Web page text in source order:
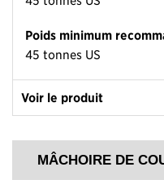
Poids minimum
45 tonnes US
Voir le produit
MÂCHOIRE DE